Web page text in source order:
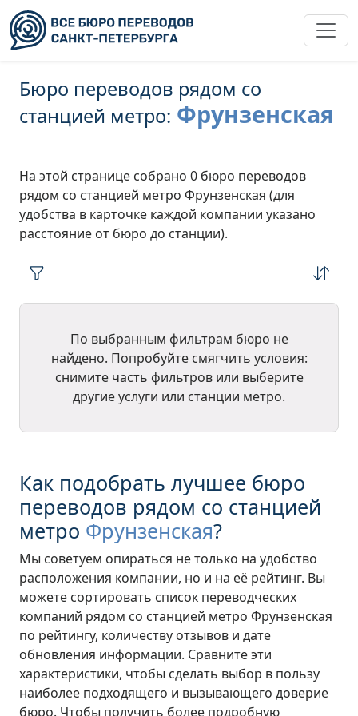
Бюро переводов рядом со
станцией метро: Фрунзенская
На этой странице собрано 0 бюро переводов
рядом со станцией метро Фрунзенская (для
удобства в карточке каждой компании указано
расстояние от бюро до станции).
По выбранным фильтрам бюро не
найдено. Попробуйте смягчить условия:
снимите часть фильтров или выберите
другие услуги или станции метро.
Как подобрать лучшее бюро
переводов рядом со станцией
метро Фрунзенская?
Мы советуем опираться не только на удобство
расположения компании, но и на её рейтинг. Вы
можете сортировать список переводческих
компаний рядом со станцией метро Фрунзенская
по рейтингу, количеству отзывов и дате
обновления информации. Сравните эти
характеристики, чтобы сделать выбор в пользу
наиболее подходящего и вызывающего доверие
бюро. Чтобы получить более подробную